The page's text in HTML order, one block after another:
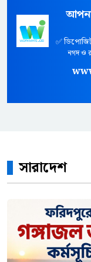
✅
নগদ ও
সারাদেশ